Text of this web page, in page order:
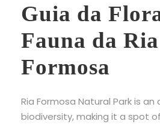
Guia da
Fauna da Ria
Formosa
Ria Formosa Natural Park is
biodiversity, making it a spot